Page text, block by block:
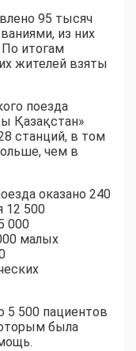
95 тысяч
из них
По итогам
жителей взяты
поезда
Қазақстан»
станций, в том
чем в
оказано 240
12 500
000
малых
5 500 пациентов
была